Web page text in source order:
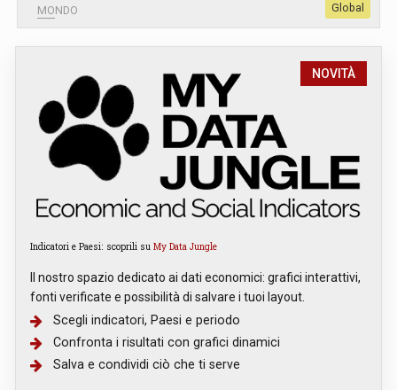
MONDO Global
NOVITÀ
Indicatori e Paesi: scoprili su My Data Jungle
Il nostro spazio dedicato ai dati economici: grafici interattivi,
fonti verificate e possibilità di salvare i tuoi layout.
Scegli indicatori, Paesi e periodo
Confronta i risultati con grafici dinamici
Salva e condividi ciò che ti serve